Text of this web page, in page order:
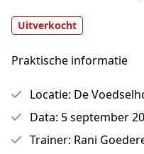
Uitverkocht
Praktische informatie
Locatie: De
Data: 5 september
Trainer: Rani